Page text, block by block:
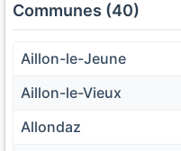
Communes (40)
Aillon-le-Jeune
Aillon-le-Vieux
Allondaz